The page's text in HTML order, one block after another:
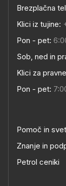
Brezplačna
Klici iz tujine:
Pon - pet:
Sob, ned in
Klici za
Pon - pet:
Pomoč in
Znanje in
Petrol ceniki